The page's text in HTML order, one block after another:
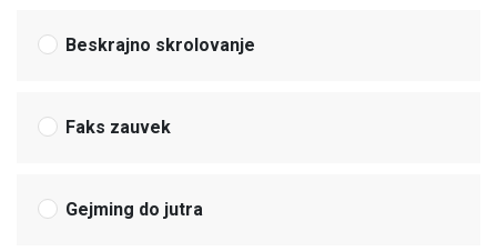
Beskrajno skrolovanje
Faks zauvek
Gejming do jutra